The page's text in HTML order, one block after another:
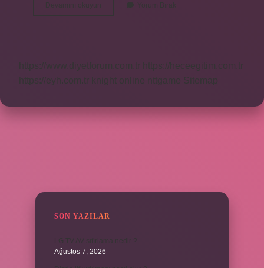
Devamını okuyun
Azımsama
Ne
Yorum Bırak
https://www.diyetforum.com.tr
https://heceegitim.com.tr
https://eyh.com.tr
knight online nttgame Sitemap
SON YAZILAR
Ağustos 7, 2026